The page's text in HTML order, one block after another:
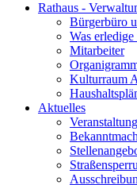
Rathaus -
Bürgerbüro
Was
Mitarbeiter
Kulturraum
Aktuelles